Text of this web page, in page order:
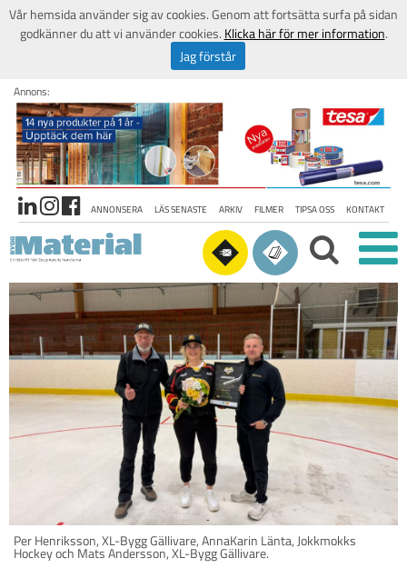
Annons:
ANNONSERA LÄS SENASTE ARKIV FILMER TIPSA OSS KONTAKT
Per Henriksson, XL-Bygg Gällivare, AnnaKarin Länta, Jokkmokks
Hockey och Mats Andersson, XL-Bygg Gällivare.
Vår hemsida använder sig av cookies. Genom att fortsätta surfa på sidan
godkänner du att vi använder cookies. Klicka här för mer information.
Jag förstår